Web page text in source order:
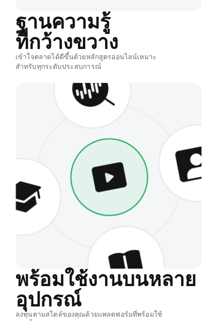
ฐานความรู้
ที่กว้างขวาง
เข้าใจตลาดได้ดีขึ้นด้วยหลักสูตรออนไลน์เหมาะ
สำหรับทุกระดับประสบการณ์
พร้อมใช้งานบนหลาย
อุปกรณ์
ลงทุนตามสไตล์ของคุณด้วยแพลตฟอร์มที่พร้อมใช้